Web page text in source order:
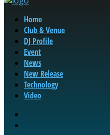
Home
Club & Venue
DJ Profile
Event
News
New Release
Technology
Video